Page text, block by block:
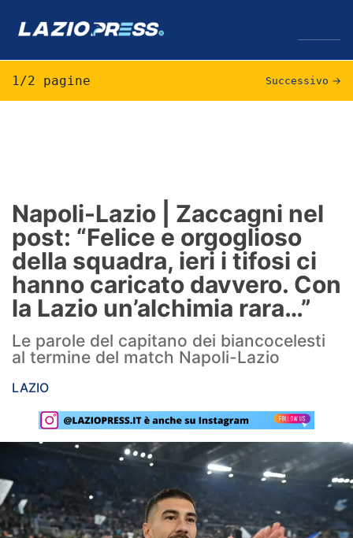
Formello
Infortuni
Primavera
Calciomercato
Lazio Women
Social
Calcio
Champions League
1/2 pagine Successivo →
Napoli-Lazio | Zaccagni nel
post: “Felice e orgoglioso
della squadra, ieri i tifosi ci
hanno caricato davvero. Con
la Lazio un’alchimia rara…”
Le parole del capitano dei biancocelesti
al termine del match Napoli-Lazio
LAZIO